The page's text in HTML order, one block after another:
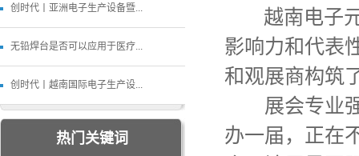
创时代丨亚洲电子生产设备暨...
无铅焊台是否可以应用于医疗...
创时代丨越南国际电子生产设...
热门关键词
越南电子元
影响力和代表
和观展商构筑
展会专业强
办一届，正在